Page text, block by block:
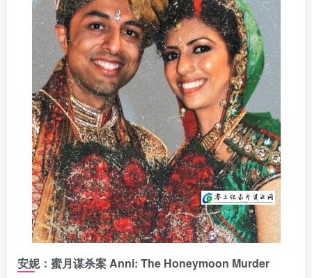
安妮：蜜月谋杀案 Anni: The Honeymoon Murder